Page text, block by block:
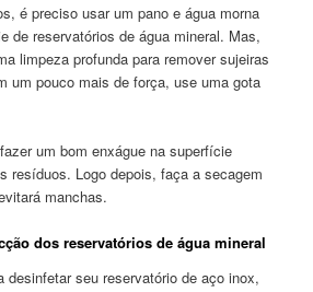
é preciso usar um pano e água morna
de reservatórios de água mineral. Mas,
limpeza profunda para remover sujeiras
um pouco mais de força, use uma gota
um bom enxágue na superfície
resíduos. Logo depois, faça a secagem
manchas.
dos reservatórios de água mineral
desinfetar seu reservatório de aço inox,